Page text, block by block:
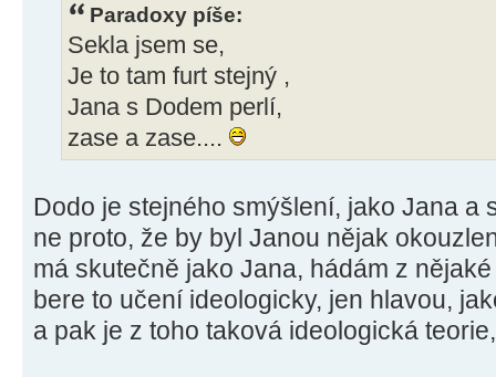
Paradoxy píše:
Sekla jsem se,
Je to tam furt stejný ,
Jana s Dodem perlí,
zase a zase....
Dodo je stejného smýšlení, jako Jana a
ne proto, že by byl Janou nějak
má skutečně jako Jana, hádám z
bere to učení ideologicky, jen hlavou,
a pak je z toho taková ideologická